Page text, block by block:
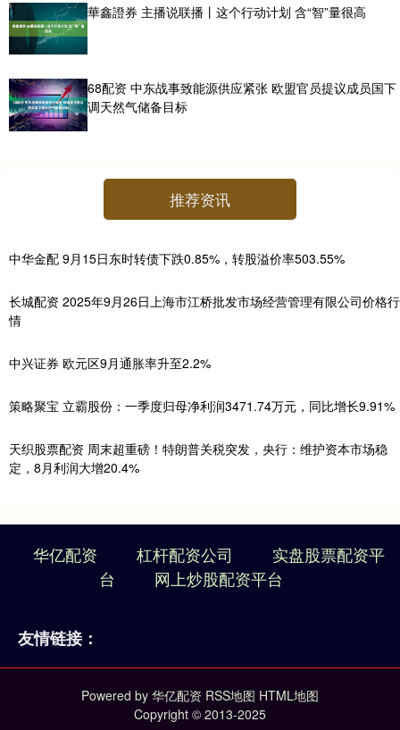
華鑫證券 主播说联播丨这个行动计划 含“智”量很高
68配资 中东战事致能源供应紧张 欧盟官员提议成员国下
调天然气储备目标
推荐资讯
中华金配 9月15日东时转债下跌0.85%，转股溢价率503.55%
长城配资 2025年9月26日上海市江桥批发市场经营管理有限公司价格行
情
中兴证券 欧元区9月通胀率升至2.2%
策略聚宝 立霸股份：一季度归母净利润3471.74万元，同比增长9.91%
天织股票配资 周末超重磅！特朗普关税突发，央行：维护资本市场稳
定，8月利润大增20.4%
华亿配资 杠杆配资公司
实盘股票配资平
台
网上炒股配资平台
友情链接：
Powered by 华亿配资 RSS地图 HTML地图
Copyright © 2013-2025